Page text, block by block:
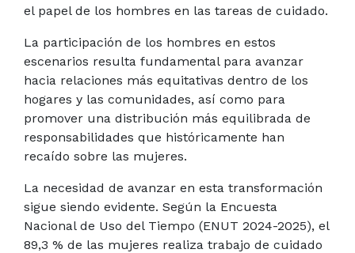
el papel de los hombres en las tareas de cuidado.
La participación de los hombres en estos
escenarios resulta fundamental para avanzar
hacia relaciones más equitativas dentro de los
hogares y las comunidades, así como para
promover una distribución más equilibrada de
responsabilidades que históricamente han
recaído sobre las mujeres.
La necesidad de avanzar en esta transformación
sigue siendo evidente. Según la Encuesta
Nacional de Uso del Tiempo (ENUT 2024-2025), el
89,3 % de las mujeres realiza trabajo de cuidado